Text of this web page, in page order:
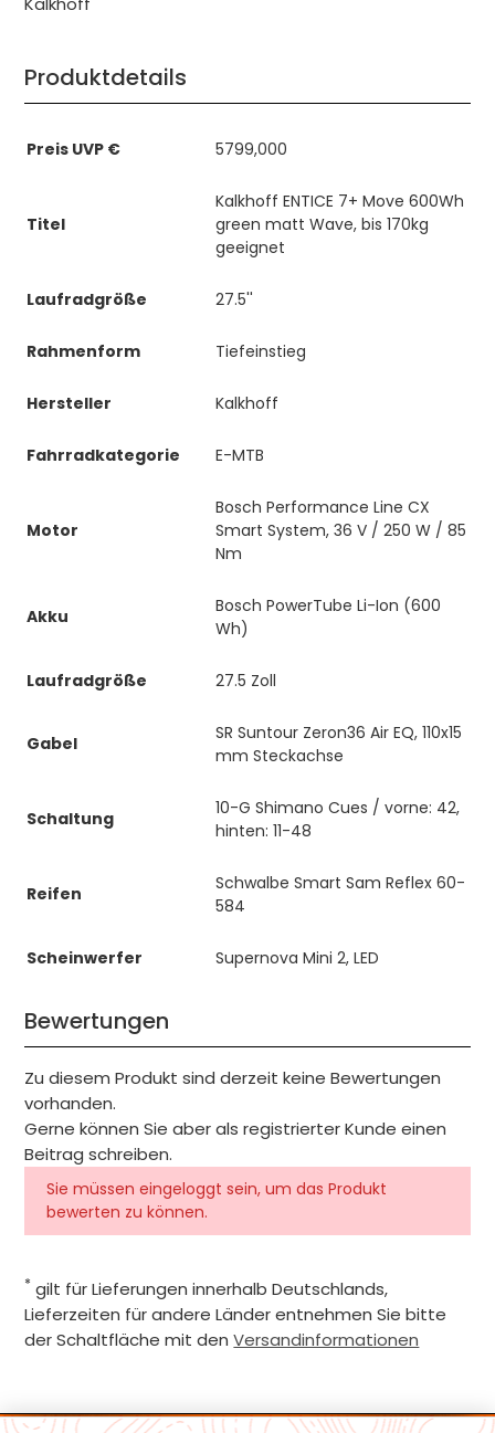
Produktdetails
Preis UVP € 5799,000
Titel
Kalkhoff ENTICE 7+ Move 600Wh
green matt Wave, bis 170kg
geeignet
Laufradgröße 27.5''
Rahmenform Tiefeinstieg
Hersteller Kalkhoff
Fahrradkategorie E-MTB
Motor
Bosch Performance Line CX
Smart System, 36 V / 250 W / 85
Nm
Akku
Bosch PowerTube Li-Ion (600
Wh)
Laufradgröße 27.5 Zoll
Gabel
SR Suntour Zeron36 Air EQ, 110x15
mm Steckachse
Schaltung
10-G Shimano Cues / vorne: 42,
hinten: 11-48
Reifen
Schwalbe Smart Sam Reflex 60-
584
Scheinwerfer Supernova Mini 2, LED
Bewertungen
Zu diesem Produkt sind derzeit keine Bewertungen
vorhanden.
Gerne können Sie aber als registrierter Kunde einen
Beitrag schreiben.
Sie müssen eingeloggt sein, um das Produkt
bewerten zu können.
* gilt für Lieferungen innerhalb Deutschlands,
Lieferzeiten für andere Länder entnehmen Sie bitte
der Schaltfläche mit denVersandinformationen